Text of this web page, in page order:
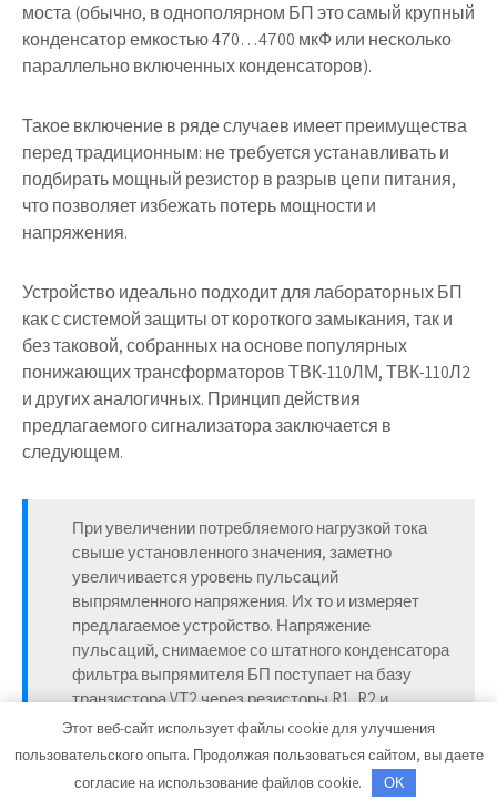
моста (обычно, в однополярном БП это самый крупный
конденсатор емкостью 470…4700 мкФ или несколько
параллельно включенных конденсаторов).
Такое включение в ряде случаев имеет преимущества
перед традиционным: не требуется устанавливать и
подбирать мощный резистор в разрыв цепи питания,
что позволяет избежать потерь мощности и
напряжения.
Устройство идеально подходит для лабораторных БП
как с системой защиты от короткого замыкания, так и
без таковой, собранных на основе популярных
понижающих трансформаторов ТВК-110ЛМ, ТВК-110Л2
и других аналогичных. Принцип действия
предлагаемого сигнализатора заключается в
следующем.
При увеличении потребляемого нагрузкой тока
свыше установленного значения, заметно
увеличивается уровень пульсаций
выпрямленного напряжения. Их то и измеряет
предлагаемое устройство. Напряжение
пульсаций, снимаемое со штатного конденсатора
фильтра выпрямителя БП поступает на базу
транзистора VТ2 через резисторы R1, R2 и
разделительный конденсатор С1.
Колебания, усиленные этим транзистором,
Этот веб-сайт использует файлы cookie для улучшения
пользовательского опыта. Продолжая пользоваться сайтом, вы даете
согласие на использование файлов cookie.
OK